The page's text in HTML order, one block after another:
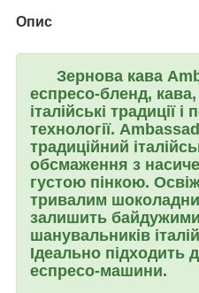
Опис
Зернова кава
еспресо-бленд,
італійські традиції і
технології.
традиційний
обсмаження з
густою пінкою.
тривалим
залишить
шанувальників
Ідеально підходить
еспресо-машини.